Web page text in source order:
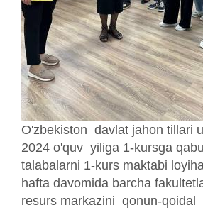
O'zbekiston davlat jahon tillari
2024 o'quv yiliga 1-kursga
talabalarni 1-kurs maktabi
hafta davomida barcha
resurs markazini qonun-qoidal